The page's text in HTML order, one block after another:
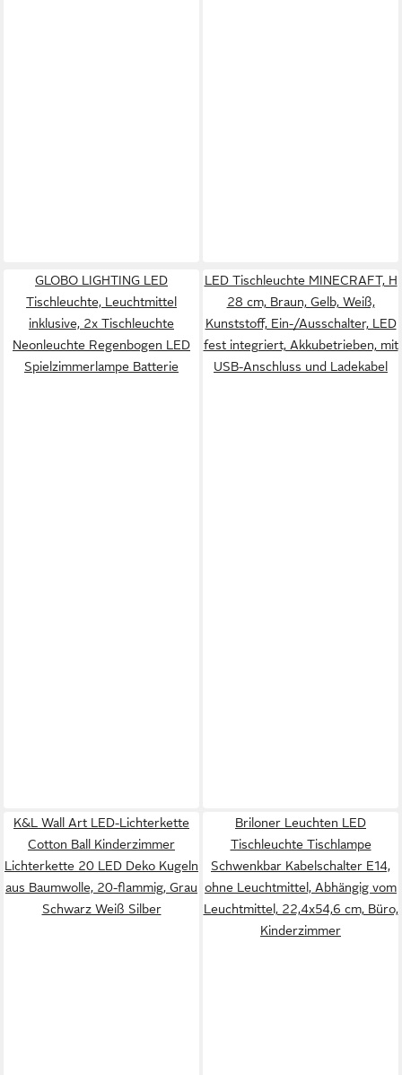
GLOBO LIGHTING LED
Tischleuchte, Leuchtmittel
inklusive, 2x Tischleuchte
Neonleuchte Regenbogen LED
Spielzimmerlampe Batterie
LED Tischleuchte MINECRAFT, H
28 cm, Braun, Gelb, Weiß,
Kunststoff, Ein-/Ausschalter, LED
fest integriert, Akkubetrieben, mit
USB-Anschluss und Ladekabel
K&L Wall Art LED-Lichterkette
Cotton Ball Kinderzimmer
Lichterkette 20 LED Deko Kugeln
aus Baumwolle, 20-flammig, Grau
Schwarz Weiß Silber
Briloner Leuchten LED
Tischleuchte Tischlampe
Schwenkbar Kabelschalter E14,
ohne Leuchtmittel, Abhängig vom
Leuchtmittel, 22,4x54,6 cm, Büro,
Kinderzimmer